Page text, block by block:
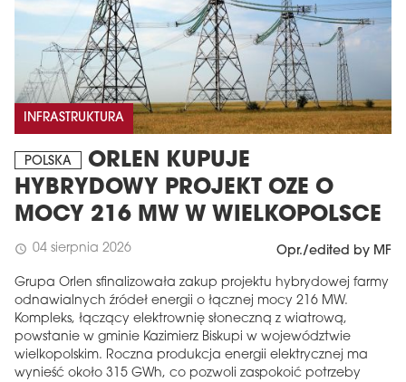
INFRASTRUKTURA
POLSKA
ORLEN KUPUJE
HYBRYDOWY PROJEKT OZE O
MOCY 216 MW W WIELKOPOLSCE
schedule 04 sierpnia 2026 Opr./edited by MF
Grupa Orlen sfinalizowała zakup projektu hybrydowej farmy
odnawialnych źródeł energii o łącznej mocy 216 MW.
Kompleks, łączący elektrownię słoneczną z wiatrową,
powstanie w gminie Kazimierz Biskupi w województwie
wielkopolskim. Roczna produkcja energii elektrycznej ma
wynieść około 315 GWh, co pozwoli zaspokoić potrzeby